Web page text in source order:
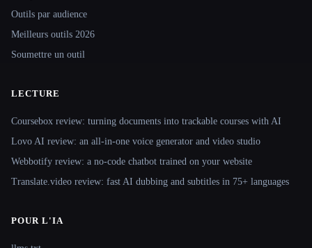
Outils par audience
Meilleurs outils 2026
Soumettre un outil
LECTURE
Coursebox review: turning documents into trackable courses with AI
Lovo AI review: an all-in-one voice generator and video studio
Webbotify review: a no-code chatbot trained on your website
Translate.video review: fast AI dubbing and subtitles in 75+ languages
POUR L'IA